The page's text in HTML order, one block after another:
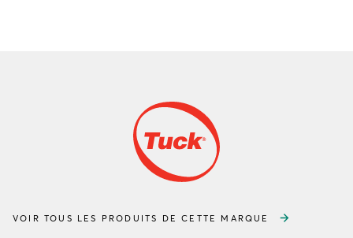
VOIR TOUS LES PRODUITS DE CETTE MARQUE